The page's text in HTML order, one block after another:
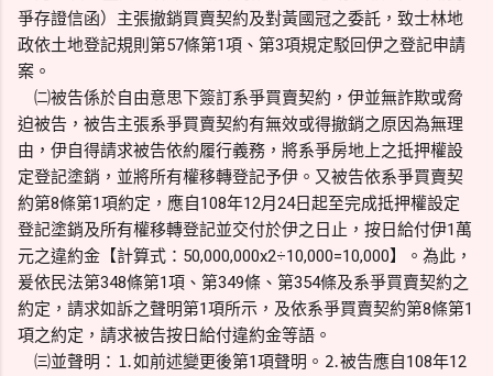
爭存證信函）主張撤銷買賣契約及對黃國冠之委託，致士林地
政依土地登記規則第57條第1項、第3項規定駁回伊之登記申請
案。
㈡被告係於自由意思下簽訂系爭買賣契約，伊並無詐欺或脅
迫被告，被告主張系爭買賣契約有無效或得撤銷之原因為無理
由，伊自得請求被告依約履行義務，將系爭房地上之抵押權設
定登記塗銷，並將所有權移轉登記予伊。又被告依系爭買賣契
約第8條第1項約定，應自108年12月24日起至完成抵押權設定
登記塗銷及所有權移轉登記並交付於伊之日止，按日給付伊1萬
元之違約金【計算式：50,000,000x2÷10,000=10,000】。為此，
爰依民法第348條第1項、第349條、第354條及系爭買賣契約之
約定，請求如訴之聲明第1項所示，及依系爭買賣契約第8條第1
項之約定，請求被告按日給付違約金等語。
㈢並聲明：⒈如前述變更後第1項聲明。⒉被告應自108年12